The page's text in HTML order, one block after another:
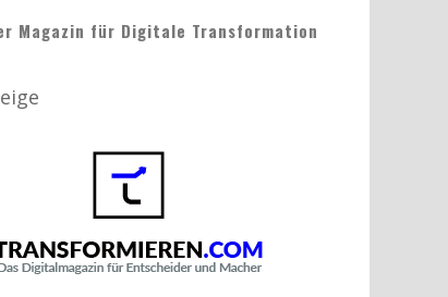
Magazin für Digitale Transformation